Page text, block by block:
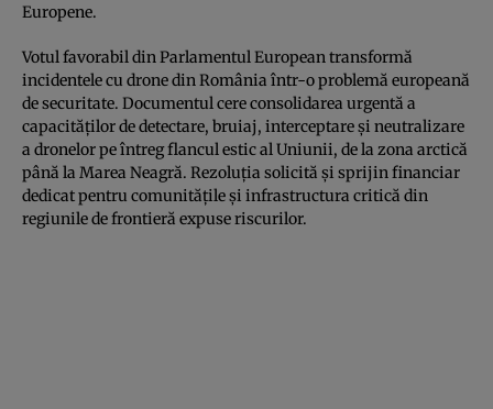
Europene.
Votul favorabil din Parlamentul European transformă
incidentele cu drone din România într-o problemă europeană
de securitate. Documentul cere consolidarea urgentă a
capacităților de detectare, bruiaj, interceptare și neutralizare
a dronelor pe întreg flancul estic al Uniunii, de la zona arctică
până la Marea Neagră. Rezoluția solicită și sprijin financiar
dedicat pentru comunitățile și infrastructura critică din
regiunile de frontieră expuse riscurilor.